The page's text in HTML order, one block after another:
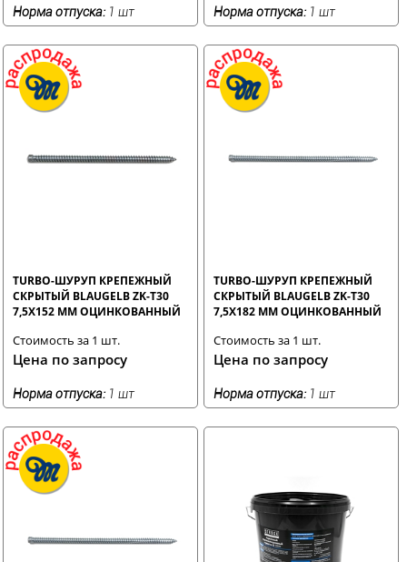
Норма отпуска: 1 шт Норма отпуска: 1 шт
TURBO-ШУРУП КРЕПЕЖНЫЙ
СКРЫТЫЙ BLAUGELB ZK-T30
7,5X152 ММ ОЦИНКОВАННЫЙ
Стоимость за 1 шт.
Цена по запросу
Норма отпуска: 1 шт
TURBO-ШУРУП КРЕПЕЖНЫЙ
СКРЫТЫЙ BLAUGELB ZK-T30
7,5X182 ММ ОЦИНКОВАННЫЙ
Стоимость за 1 шт.
Цена по запросу
Норма отпуска: 1 шт